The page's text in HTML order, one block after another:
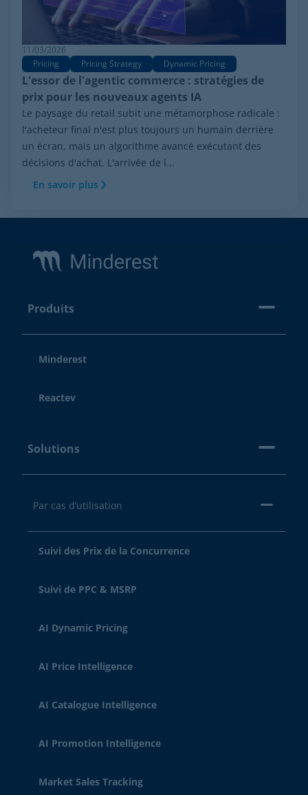
11/03/2026
Pricing
Pricing Strategy Dynamic Pricing
L'essor de l'agentic commerce : stratégies de
prix pour les nouveaux agents IA
Le paysage du retail subit une métamorphose radicale :
l'acheteur final n'est plus toujours un humain derrière
un écran, mais un algorithme avancé exécutant des
décisions d'achat. L'arrivée de l...
En savoir plus
Produits
Minderest
Reactev
Solutions
Par cas d’utilisation
Suivi des Prix de la Concurrence
Suivi de PPC & MSRP
AI Dynamic Pricing
AI Price Intelligence
AI Catalogue Intelligence
AI Promotion Intelligence
Market Sales Tracking